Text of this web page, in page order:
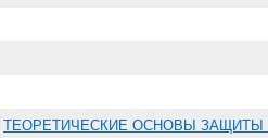
ТЕОРЕТИЧЕСКИЕ ОСНОВЫ